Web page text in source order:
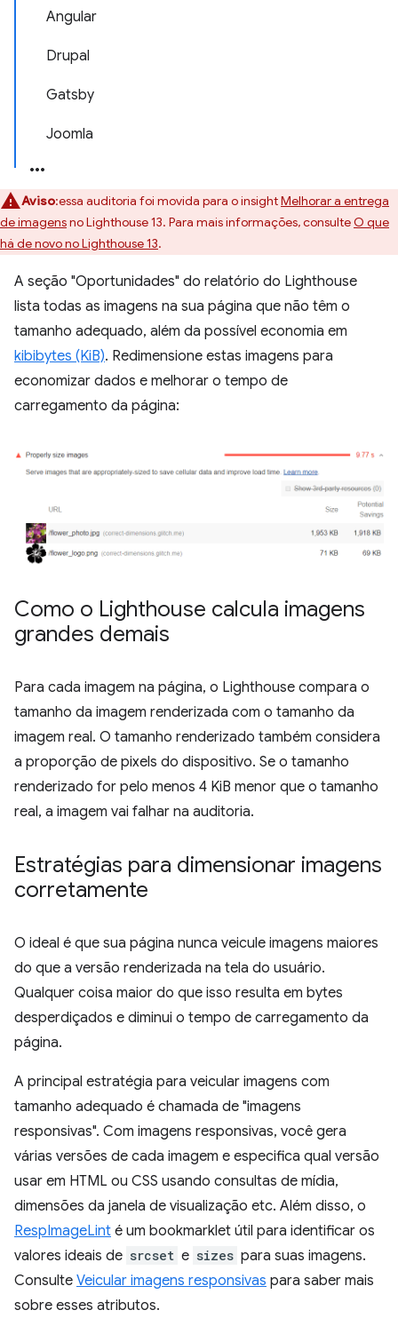
Angular
Drupal
Gatsby
Joomla
Aviso:essa auditoria foi movida para o insightMelhorar a entrega
de imagensno Lighthouse 13. Para mais informações, consulteO que
há de novo no Lighthouse 13.
A seção "Oportunidades" do relatório do Lighthouse
lista todas as imagens na sua página que não têm o
tamanho adequado, além da possível economia em
kibibytes (KiB). Redimensione estas imagens para
economizar dados e melhorar o tempo de
carregamento da página:
Como o Lighthouse calcula imagens
grandes demais
Para cada imagem na página, o Lighthouse compara o
tamanho da imagem renderizada com o tamanho da
imagem real. O tamanho renderizado também considera
a proporção de pixels do dispositivo. Se o tamanho
renderizado for pelo menos 4 KiB menor que o tamanho
real, a imagem vai falhar na auditoria.
Estratégias para dimensionar imagens
corretamente
O ideal é que sua página nunca veicule imagens maiores
do que a versão renderizada na tela do usuário.
Qualquer coisa maior do que isso resulta em bytes
desperdiçados e diminui o tempo de carregamento da
página.
A principal estratégia para veicular imagens com
tamanho adequado é chamada de "imagens
responsivas". Com imagens responsivas, você gera
várias versões de cada imagem e especifica qual versão
usar em HTML ou CSS usando consultas de mídia,
dimensões da janela de visualização etc. Além disso, o
RespImageLint é um bookmarklet útil para identificar os
valores ideais de srcset e sizes para suas imagens.
Consulte Veicular imagens responsivas para saber mais
sobre esses atributos.